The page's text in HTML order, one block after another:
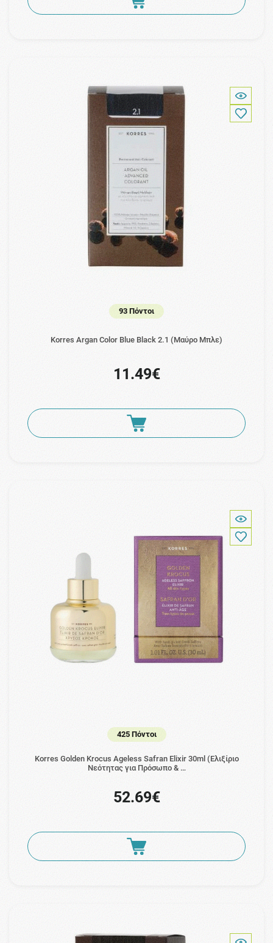
93 Πόντοι
Korres Argan Color Blue Black 2.1 (Μαύρο Μπλε)
11.49€
425 Πόντοι
Korres Golden Krocus Ageless Safran Elixir 30ml (Ελιξίριο
Νεότητας για Πρόσωπο & …
52.69€